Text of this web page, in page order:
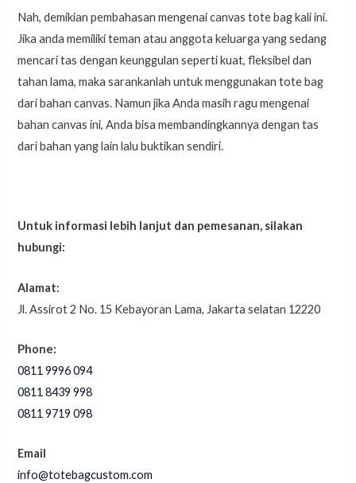
Nah, demikian pembahasan mengenai canvas tote bag kali ini.
Jika anda memiliki teman atau anggota keluarga yang sedang
mencari tas dengan keunggulan seperti kuat, fleksibel dan
tahan lama, maka sarankanlah untuk menggunakan tote bag
dari bahan canvas. Namun jika Anda masih ragu mengenai
bahan canvas ini, Anda bisa membandingkannya dengan tas
dari bahan yang lain lalu buktikan sendiri.
Untuk informasi lebih lanjut dan pemesanan, silakan
hubungi:
Alamat:
Jl. Assirot 2 No. 15 Kebayoran Lama, Jakarta selatan 12220
Phone:
0811 9996 094
0811 8439 998⁣⁣⁣⁣⁣⁣⁣⁣⁣⁣⁣⁣⁣⁣⁣⁣⁣⁣⁣⁣⁣⁣⁣⁣⁣⁣⁣⁣⁣⁣⁣
0811 9719 098⁣⁣⁣⁣⁣⁣⁣⁣⁣⁣⁣⁣⁣⁣⁣⁣⁣⁣⁣⁣⁣⁣⁣⁣⁣⁣
Email
info@totebagcustom.com